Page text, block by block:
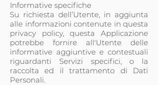
Informative specifiche
Su richiesta dell’Utente, in aggiunta
alle informazioni contenute in questa
privacy policy, questa Applicazione
potrebbe fornire all'Utente delle
informative aggiuntive e contestuali
riguardanti Servizi specifici, o la
raccolta ed il trattamento di Dati
Personali.